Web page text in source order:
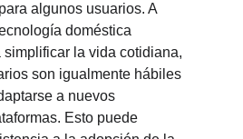
algunos usuarios. A
doméstica
la vida cotidiana,
son igualmente hábiles
a nuevos
Esto puede